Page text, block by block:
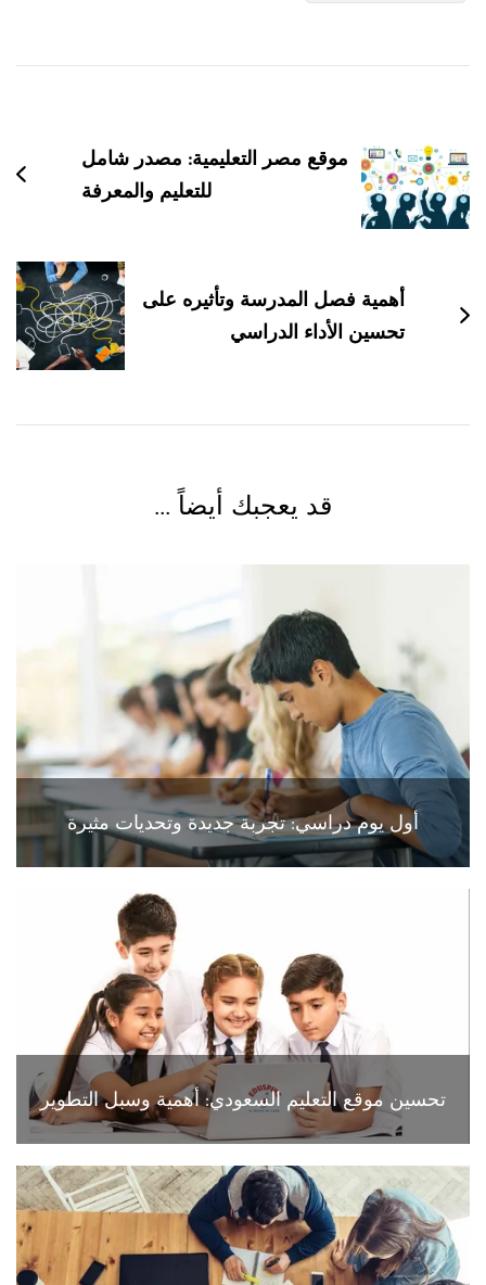
التدوينات موقع مصر التعليمية: مصدر شامل
للتعليم والمعرفة
أهمية فصل المدرسة وتأثيره على
تحسين الأداء الدراسي
قد يعجبك أيضاً ...
أول يوم دراسي: تجربة جديدة وتحديات مثيرة
تحسين موقع التعليم السعودي: أهمية وسبل التطوير